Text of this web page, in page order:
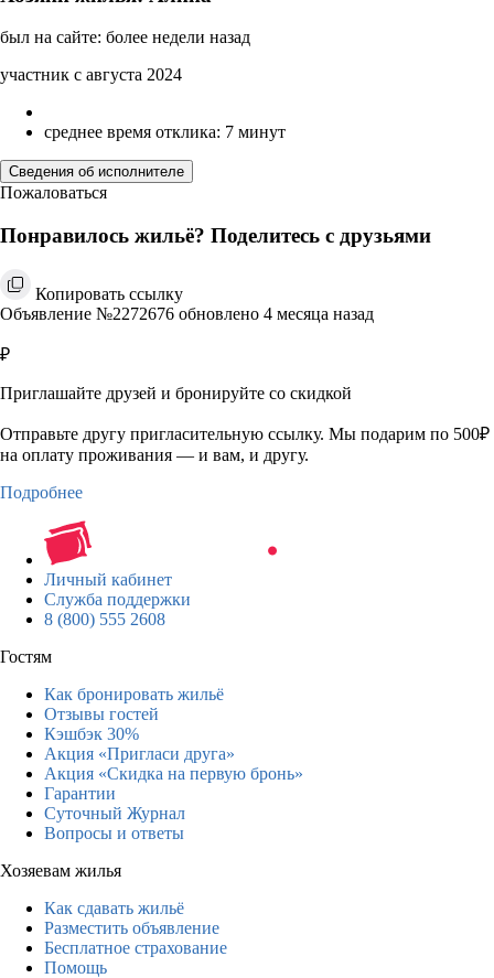
был на сайте: более недели назад
участник с августа 2024
среднее время отклика: 7 минут
Сведения об исполнителе
Пожаловаться
Понравилось жильё? Поделитесь с друзьями
Копировать ссылку
Объявление №2272676 обновлено 4 месяца назад
₽
Приглашайте друзей и бронируйте со скидкой
Отправьте другу пригласительную ссылку. Мы подарим по 500₽
на оплату проживания — и вам, и другу.
Подробнее
Личный кабинет
Служба поддержки
8 (800) 555 2608
Гостям
Как бронировать жильё
Отзывы гостей
Кэшбэк 30%
Акция «Пригласи друга»
Акция «Скидка на первую бронь»
Гарантии
Суточный Журнал
Вопросы и ответы
Хозяевам жилья
Как сдавать жильё
Разместить объявление
Бесплатное страхование
Помощь